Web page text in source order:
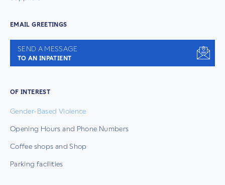
EMAIL GREETINGS
SEND A MESSAGE
TO AN INPATIENT
OF INTEREST
Gender-Based Violence
Opening Hours and Phone Numbers
Coffee shops and Shop
Parking facilities